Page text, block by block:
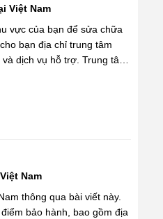
Việt Nam
vực của bạn để sửa chữa
bạn địa chỉ trung tâm
dịch vụ hỗ trợ. Trung tâm
Nam
thông qua bài viết này.
bảo hành, bao gồm địa